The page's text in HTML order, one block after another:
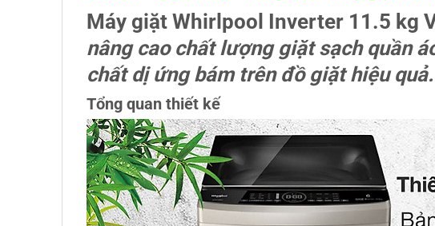
Máy giặt Whirlpool Inverter 11.5 kg
nâng cao chất lượng giặt sạch quần
chất dị ứng bám trên đồ giặt hiệu quả.
Tổng quan thiết kế